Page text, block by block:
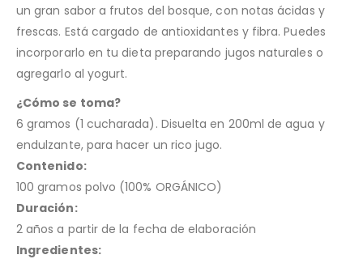
un gran sabor a frutos del bosque, con notas ácidas y
frescas. Está cargado de antioxidantes y fibra. Puedes
incorporarlo en tu dieta preparando jugos naturales o
agregarlo al yogurt.
¿Cómo se toma?
6 gramos (1 cucharada). Disuelta en 200ml de agua y
endulzante, para hacer un rico jugo.
Contenido:
100 gramos polvo (100% ORGÁNICO)
Duración:
2 años a partir de la fecha de elaboración
Ingredientes: